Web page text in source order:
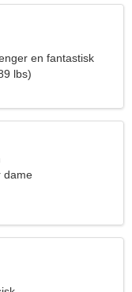
en fantastisk
lbs)
dame